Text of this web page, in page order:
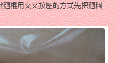
棍用交叉按壓的方式先把麵糰